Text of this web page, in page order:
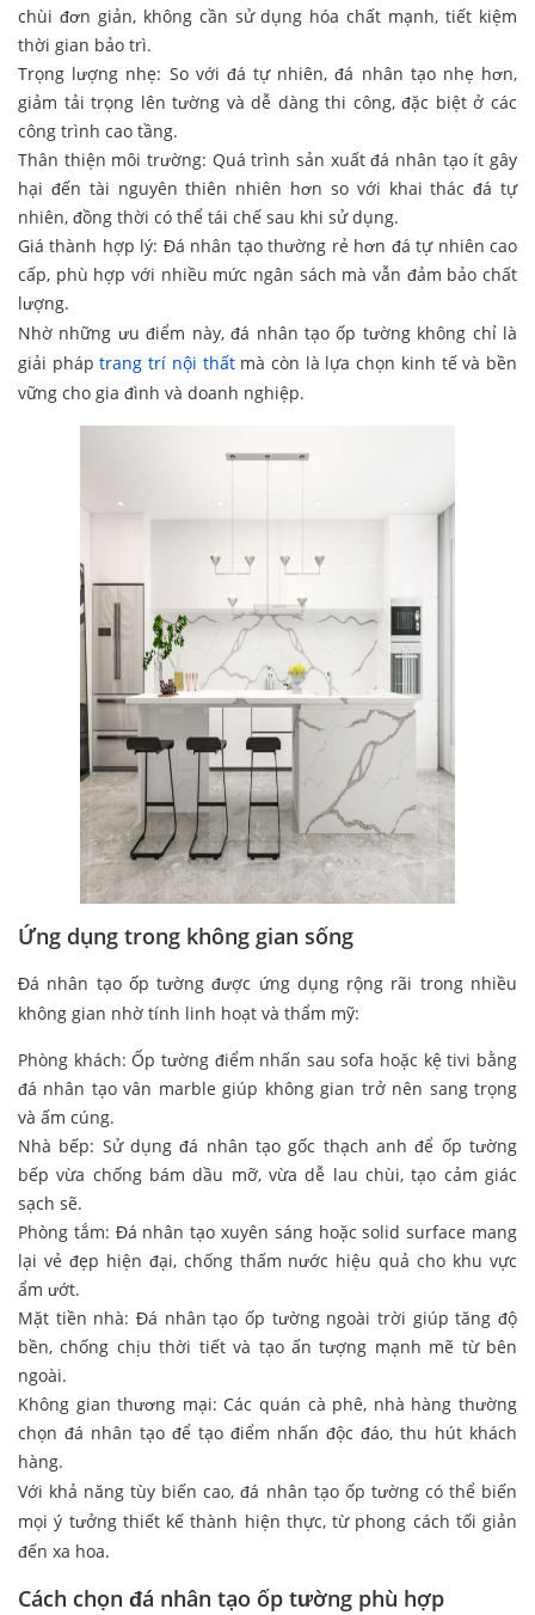
chùi đơn giản, không cần sử dụng hóa chất mạnh, tiết kiệm
thời gian bảo trì.
Trọng lượng nhẹ: So với đá tự nhiên, đá nhân tạo nhẹ hơn,
giảm tải trọng lên tường và dễ dàng thi công, đặc biệt ở các
công trình cao tầng.
Thân thiện môi trường: Quá trình sản xuất đá nhân tạo ít gây
hại đến tài nguyên thiên nhiên hơn so với khai thác đá tự
nhiên, đồng thời có thể tái chế sau khi sử dụng.
Giá thành hợp lý: Đá nhân tạo thường rẻ hơn đá tự nhiên cao
cấp, phù hợp với nhiều mức ngân sách mà vẫn đảm bảo chất
lượng.
Nhờ những ưu điểm này, đá nhân tạo ốp tường không chỉ là
giải pháptrang trí nội thấtmà còn là lựa chọn kinh tế và bền
vững cho gia đình và doanh nghiệp.
Ứng dụng trong không gian sống
Đá nhân tạo ốp tường được ứng dụng rộng rãi trong nhiều
không gian nhờ tính linh hoạt và thẩm mỹ:
Phòng khách: Ốp tường điểm nhấn sau sofa hoặc kệ tivi bằng
đá nhân tạo vân marble giúp không gian trở nên sang trọng
và ấm cúng.
Nhà bếp: Sử dụng đá nhân tạo gốc thạch anh để ốp tường
bếp vừa chống bám dầu mỡ, vừa dễ lau chùi, tạo cảm giác
sạch sẽ.
Phòng tắm: Đá nhân tạo xuyên sáng hoặc solid surface mang
lại vẻ đẹp hiện đại, chống thấm nước hiệu quả cho khu vực
ẩm ướt.
Mặt tiền nhà: Đá nhân tạo ốp tường ngoài trời giúp tăng độ
bền, chống chịu thời tiết và tạo ấn tượng mạnh mẽ từ bên
ngoài.
Không gian thương mại: Các quán cà phê, nhà hàng thường
chọn đá nhân tạo để tạo điểm nhấn độc đáo, thu hút khách
hàng.
Với khả năng tùy biến cao, đá nhân tạo ốp tường có thể biến
mọi ý tưởng thiết kế thành hiện thực, từ phong cách tối giản
đến xa hoa.
Cách chọn đá nhân tạo ốp tường phù hợp